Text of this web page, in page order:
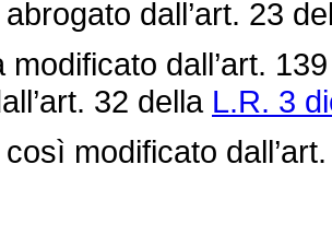
dall’art. 23
modificato dall’art.
32 della L.R. 3
modificato